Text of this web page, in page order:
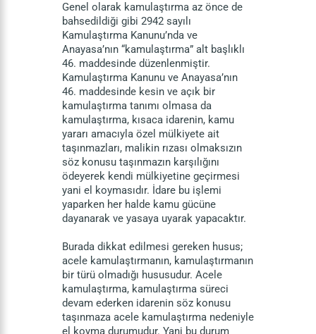
Genel olarak kamulaştırma az önce de
bahsedildiği gibi 2942 sayılı
Kamulaştırma Kanunu’nda ve
Anayasa’nın “kamulaştırma” alt başlıklı
46. maddesinde düzenlenmiştir.
Kamulaştırma Kanunu ve Anayasa’nın
46. maddesinde kesin ve açık bir
kamulaştırma tanımı olmasa da
kamulaştırma, kısaca idarenin, kamu
yararı amacıyla özel mülkiyete ait
taşınmazları, malikin rızası olmaksızın
söz konusu taşınmazın karşılığını
ödeyerek kendi mülkiyetine geçirmesi
yani el koymasıdır. İdare bu işlemi
yaparken her halde kamu gücüne
dayanarak ve yasaya uyarak yapacaktır.
Burada dikkat edilmesi gereken husus;
acele kamulaştırmanın, kamulaştırmanın
bir türü olmadığı hususudur. Acele
kamulaştırma, kamulaştırma süreci
devam ederken idarenin söz konusu
taşınmaza acele kamulaştırma nedeniyle
el koyma durumudur. Yani bu durum